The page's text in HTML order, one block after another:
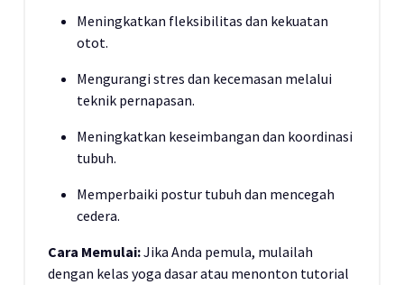
Meningkatkan fleksibilitas dan kekuatan
otot.
Mengurangi stres dan kecemasan melalui
teknik pernapasan.
Meningkatkan keseimbangan dan koordinasi
tubuh.
Memperbaiki postur tubuh dan mencegah
cedera.
Cara Memulai:Jika Anda pemula, mulailah
dengan kelas yoga dasar atau menonton tutorial